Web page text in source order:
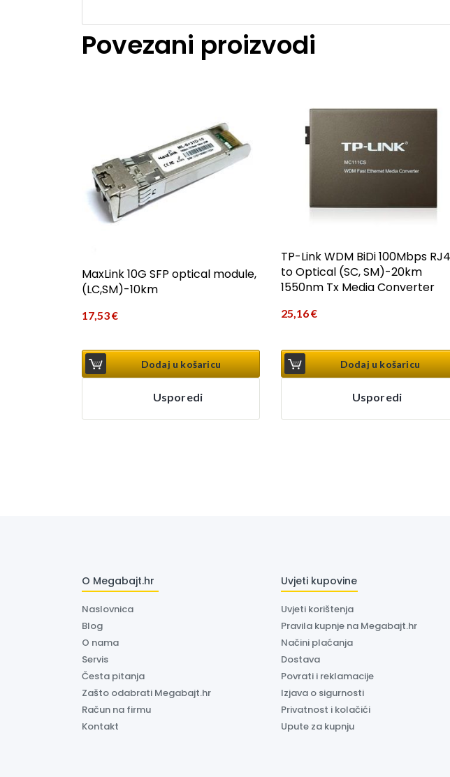
Povezani proizvodi
MaxLink 10G SFP optical module,
(LC,SM)-10km
17,53€
Dodaj u košaricu
Usporedi
TP-Link WDM BiDi 100Mbps
to Optical (SC, SM)-20km
1550nm Tx Media Converter
25,16€
Dodaj u košaricu
Usporedi
O Megabajt.hr
Naslovnica
Blog
O nama
Servis
Česta pitanja
Zašto odabrati Megabajt.hr
Račun na firmu
Kontakt
Uvjeti kupovine
Uvjeti korištenja
Pravila kupnje na Megabajt.hr
Načini plaćanja
Dostava
Povrati i reklamacije
Izjava o sigurnosti
Privatnost i kolačići
Upute za kupnju